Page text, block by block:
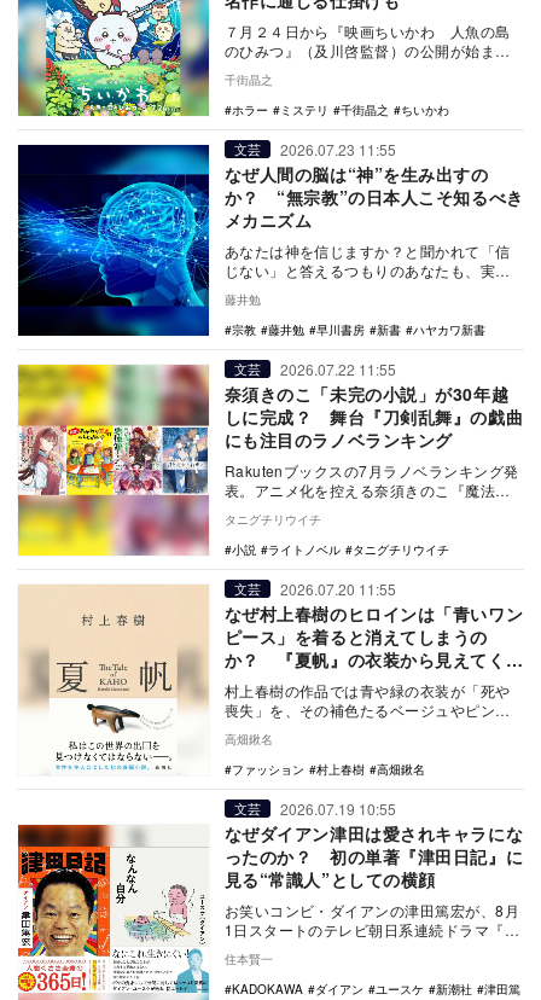
７月２４日から『映画ちいかわ 人魚の島
のひみつ』（及川啓監督）の公開が始まっ
た。公開初日の時点で興行収入１００億円
を狙えそうな気…
千街晶之
ホラー
ミステリ 千街晶之 ちいかわ
文芸 2026.07.23 11:55
なぜ人間の脳は“神”を生み出すの
か？ “無宗教”の日本人こそ知るべき
メカニズム
あなたは神を信じますか？と聞かれて「信
じない」と答えるつもりのあなたも、実は
神を信じているのかもしれない。6月17日に
刊行された…
藤井勉
宗教
藤井勉 早川書房 新書 ハヤカワ新書
文芸 2026.07.22 11:55
奈須きのこ「未完の小説」が30年越
しに完成？ 舞台『刀剣乱舞』の戯曲
にも注目のラノベランキング
Rakutenブックスの7月ラノベランキング発
表。アニメ化を控える奈須きのこ『魔法使
並…
タニグチリウイチ
小説
ライトノベル タニグチリウイチ
文芸 2026.07.20 11:55
なぜ村上春樹のヒロインは「青いワン
ピース」を着ると消えてしまうの
か？ 『夏帆』の衣装から見えてくる
死生観
村上春樹の作品では青や緑の衣装が「死や
喪失」を、その補色たるベージュやピンク
が「生」を象徴する。最新作『夏帆』で
は、この生死を左…
高畑鍬名
ファッション
村上春樹 高畑鍬名
文芸 2026.07.19 10:55
なぜダイアン津田は愛されキャラにな
ったのか？ 初の単著『津田日記』に
見る“常識人”としての横顔
お笑いコンビ・ダイアンの津田篤宏が、8月
1日スタートのテレビ朝日系連続ドラマ『タ
が発表され…
住本賢一
KADOKAWA
ダイアン ユースケ 新潮社
津田篤